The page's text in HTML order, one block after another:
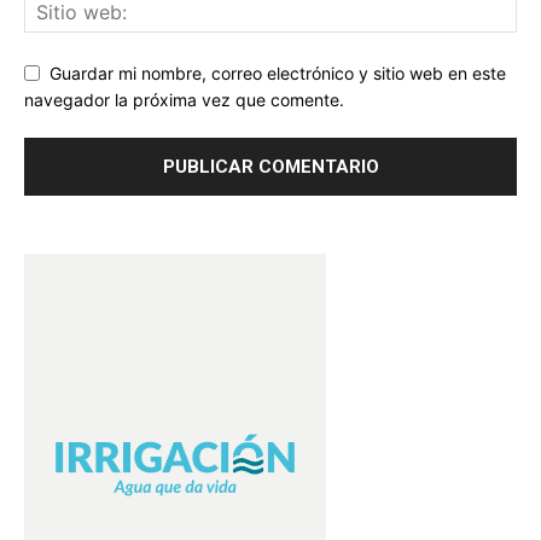
Guardar mi nombre, correo electrónico y sitio web en este
navegador la próxima vez que comente.